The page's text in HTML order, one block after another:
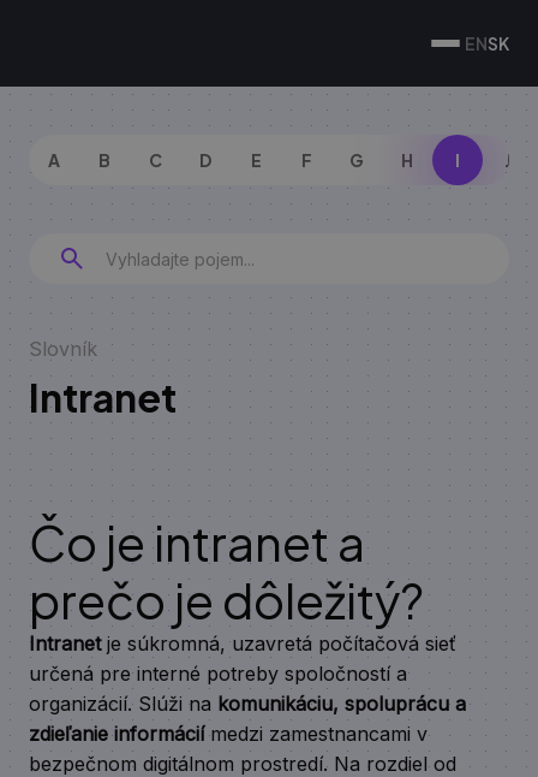
ENSK
A B C D E F G H I J
Slovník
Intranet
Čo je intranet a
prečo je dôležitý?
Intranetje súkromná, uzavretá počítačová sieť
určená pre interné potreby spoločností a
organizácií. Slúži na komunikáciu, spoluprácu a
zdieľanie informáciímedzi zamestnancami v
bezpečnom digitálnom prostredí. Na rozdiel od